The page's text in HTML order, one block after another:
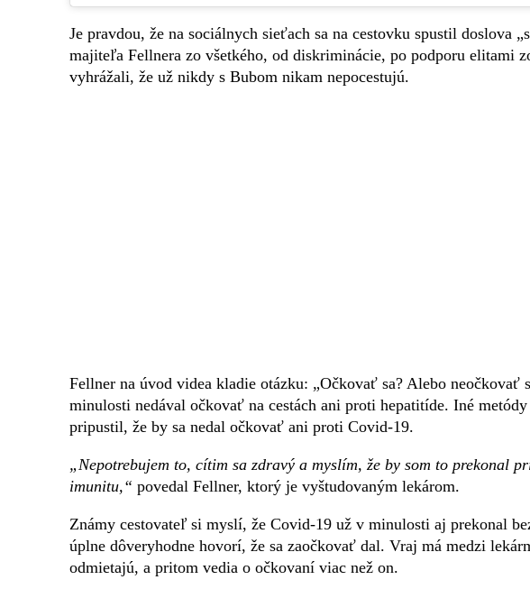
Je pravdou, že na sociálnych sieťach sa na cestovku spustil doslova
majiteľa Fellnera zo všetkého, od diskriminácie, po podporu elitami
vyhrážali, že už nikdy s Bubom nikam nepocestujú.
Fellner na úvod videa kladie otázku: „Očkovať sa? Alebo neočkovať
minulosti nedával očkovať na cestách ani proti hepatitíde. Iné
pripustil, že by sa nedal očkovať ani proti Covid-19.
„Nepotrebujem to, cítim sa zdravý a myslím, že by som to prekonal
imunitu,“ povedal Fellner, ktorý je vyštudovaným lekárom.
Známy cestovateľ si myslí, že Covid-19 už v minulosti aj prekonal
úplne dôveryhodne hovorí, že sa zaočkovať dal. Vraj má medzi
odmietajú, a pritom vedia o očkovaní viac než on.